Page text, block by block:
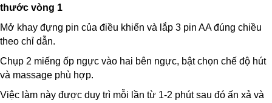
thước vòng 1
Mở khay đựng pin của điều khiển và lắp 3 pin AA đúng chiều
theo chỉ dẫn.
Chụp 2 miếng ốp ngực vào hai bên ngực, bật chọn chế độ hút
và massage phù hợp.
Việc làm này được duy trì mỗi lần từ 1-2 phút sau đó ấn xả và